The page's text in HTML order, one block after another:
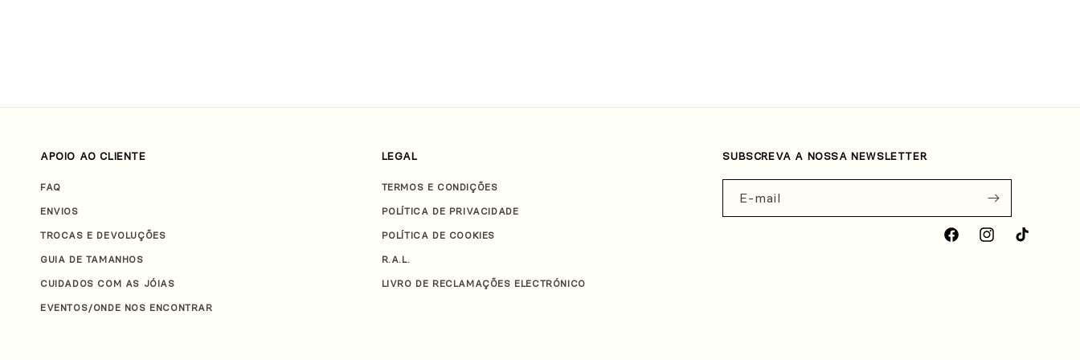
APOIO AO CLIENTE
FAQ
ENVIOS
TROCAS E DEVOLUÇÕES
GUIA DE TAMANHOS
CUIDADOS COM AS JÓIAS
EVENTOS/ONDE NOS ENCONTRAR
LEGAL
TERMOS E CONDIÇÕES
POLÍTICA DE PRIVACIDADE
POLÍTICA DE COOKIES
R.A.L.
LIVRO DE RECLAMAÇÕES ELECTRÓNICO
SUBSCREVA A NOSSA NEWSLETTER
E-mail
FacebookInstagramTikTok